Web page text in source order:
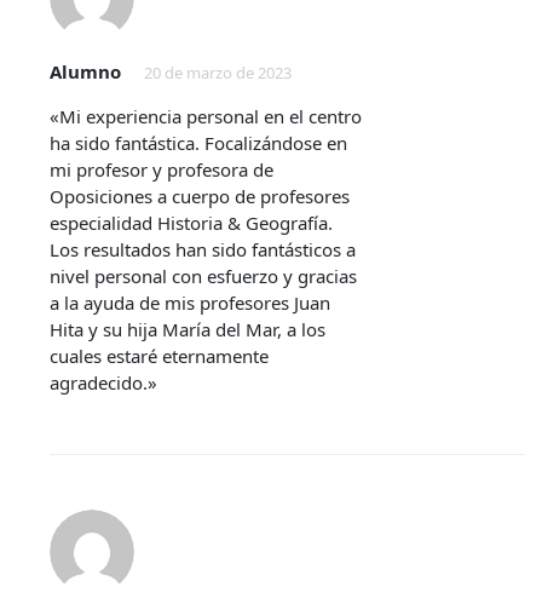
Alumno 20 de marzo de 2023
«Mi experiencia personal en el centro
ha sido fantástica. Focalizándose en
mi profesor y profesora de
Oposiciones a cuerpo de profesores
especialidad Historia & Geografía.
Los resultados han sido fantásticos a
nivel personal con esfuerzo y gracias
a la ayuda de mis profesores Juan
Hita y su hija María del Mar, a los
cuales estaré eternamente
agradecido.»